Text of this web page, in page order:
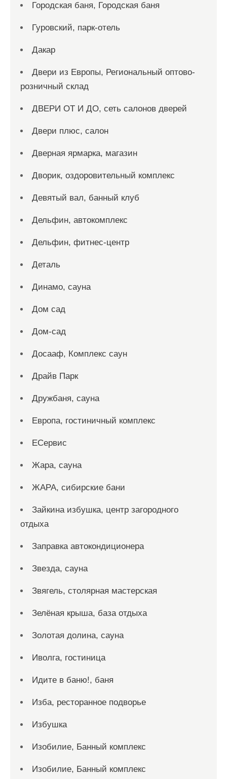
Городская баня, Городская баня
Гуровский, парк-отель
Дакар
Двери из Европы, Региональный оптово-
розничный склад
ДВЕРИ ОТ И ДО, сеть салонов дверей
Двери плюс, салон
Дверная ярмарка, магазин
Дворик, оздоровительный комплекс
Девятый вал, банный клуб
Дельфин, автокомплекс
Дельфин, фитнес-центр
Деталь
Динамо, сауна
Дом сад
Дом-сад
Досааф, Комплекс саун
Драйв Парк
Дружбаня, сауна
Европа, гостиничный комплекс
ЕСервис
Жара, сауна
ЖАРА, сибирские бани
Зайкина избушка, центр загородного
отдыха
Заправка автокондиционера
Звезда, сауна
Звягель, столярная мастерская
Зелёная крыша, база отдыха
Золотая долина, сауна
Иволга, гостиница
Идите в баню!, баня
Изба, ресторанное подворье
Избушка
Изобилие, Банный комплекс
Изобилие, Банный комплекс